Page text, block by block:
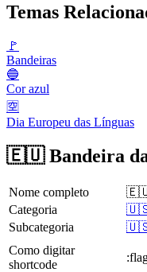
Temas
🚩
Bandeiras
🔵
Cor azul
🈳
Dia Europeu das Línguas
🇪🇺 Bandeira
Nome completo
🇪🇺
Categoria
Subcategoria
Como digitar
shortcode